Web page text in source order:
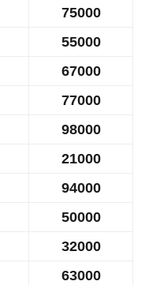
75000
55000
67000
77000
​98000
​21000
94000
50000
​32000
63000